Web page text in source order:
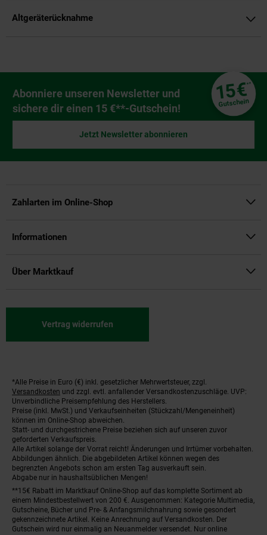
Altgeräterücknahme
Newsletter Anmeldung
Abonniere unseren Newsletter und
sichere dir einen 15 €**-Gutschein!
15€**
Gutschein
Jetzt Newsletter abonnieren
Zahlarten im Online-Shop
Informationen
Über Marktkauf
Vertrag widerrufen
Fußnoten
*Alle Preise in Euro (€) inkl. gesetzlicher Mehrwertsteuer, zzgl.
Versandkosten und zzgl. evtl. anfallender Versandkostenzuschläge. UVP:
Unverbindliche Preisempfehlung des Herstellers.
Preise (inkl. MwSt.) und Verkaufseinheiten (Stückzahl/Mengeneinheit)
können im Online-Shop abweichen.
Statt- und durchgestrichene Preise beziehen sich auf unseren zuvor
geforderten Verkaufspreis.
Alle Artikel solange der Vorrat reicht! Änderungen und Irrtümer vorbehalten.
Abbildungen ähnlich. Die abgebildeten Artikel können wegen des
begrenzten Angebots schon am ersten Tag ausverkauft sein.
Abgabe nur in haushaltsüblichen Mengen!
**15€ Rabatt im Marktkauf Online-Shop auf das komplette Sortiment ab
einem Mindestbestellwert von 200 €. Ausgenommen: Kategorie Multimedia,
Gutscheine, Bücher und Pre- & Anfangsmilchnahrung sowie gesondert
gekennzeichnete Artikel. Keine Anrechnung auf Versandkosten. Der
Gutschein wird nur einmalig an Neuanmelder versendet. Nur online